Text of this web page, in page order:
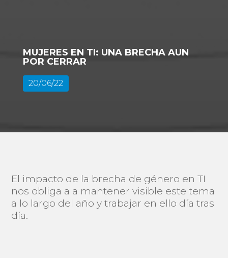
MUJERES EN TI: UNA BRECHA AUN
POR CERRAR
20/06/22
El impacto de la brecha de género en TI
nos obliga a a mantener visible este tema
a lo largo del año y trabajar en ello día tras
día.